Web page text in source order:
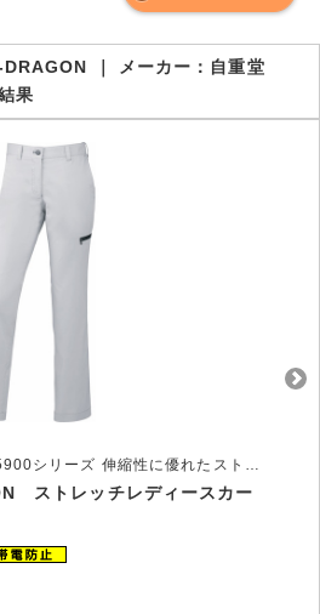
DRAGON ｜ メーカー：自重堂
果
自重堂作業服Z-DRAGON75900シリーズ 伸縮性に優れたストレッチ作業服
ストレッチレディースカー